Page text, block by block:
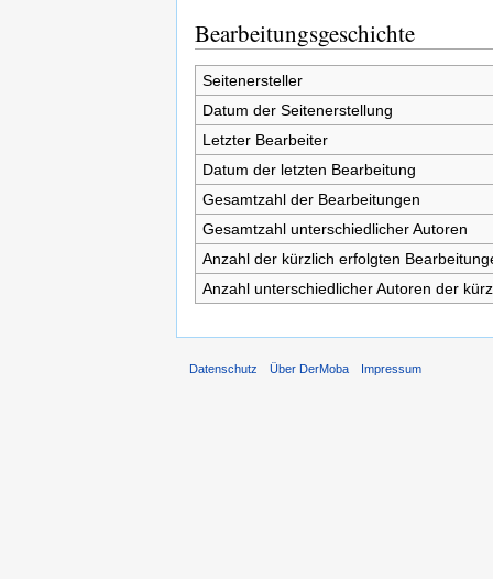
Bearbeitungsgeschichte
Seitenersteller
Datum der Seitenerstellung
Letzter Bearbeiter
Datum der letzten Bearbeitung
Gesamtzahl der Bearbeitungen
Gesamtzahl unterschiedlicher Autoren
Anzahl der kürzlich erfolgten
Anzahl unterschiedlicher Autoren der
Datenschutz Über DerMoba Impressum